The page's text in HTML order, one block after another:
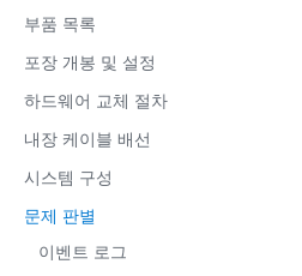
부품 목록
포장 개봉 및 설정
하드웨어 교체 절차
내장 케이블 배선
시스템 구성
문제 판별
이벤트 로그